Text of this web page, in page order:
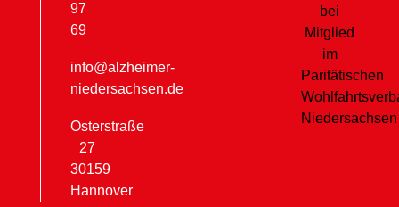
97
69
info@alzheimer-
niedersachsen.de
Osterstraße
27
30159
Hannover